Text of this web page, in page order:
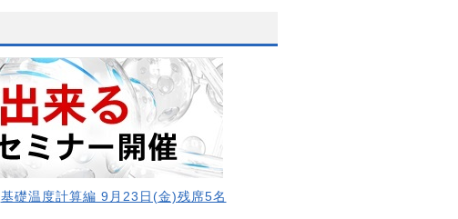
基礎温度計算編 9月23日(金)残席5名